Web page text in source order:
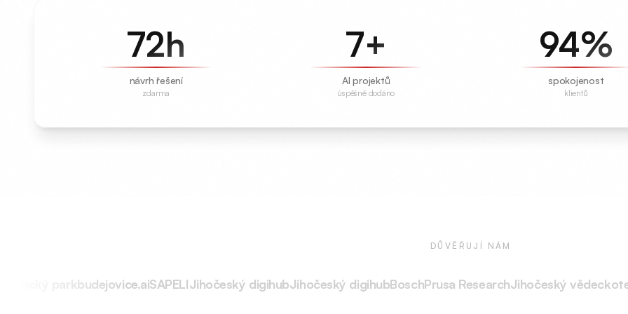
72h
návrh řešení
zdarma
7+
AI projektů
úspěšně dodáno
94%
spokojenost
klientů
DŮVĚŘUJÍ NÁM
budejovice.aiSAPELIJihočeský digihubJihočeský digihubBoschPrusa ResearchJihočeský